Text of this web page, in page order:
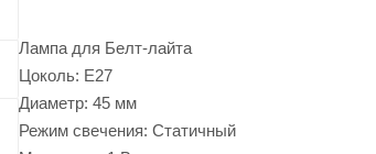
Лампа для Белт-лайта
Цоколь: Е27
Диаметр: 45 мм
Режим свечения: Статичный